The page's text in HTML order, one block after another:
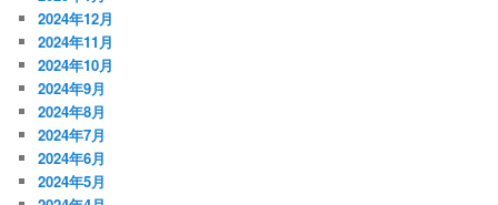
2024年12月
2024年11月
2024年10月
2024年9月
2024年8月
2024年7月
2024年6月
2024年5月